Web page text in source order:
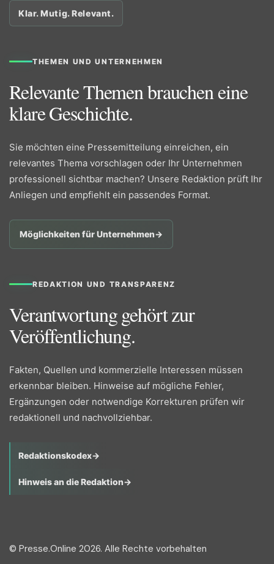
Klar. Mutig. Relevant.
THEMEN UND UNTERNEHMEN
Relevante Themen brauchen eine
klare Geschichte.
Sie möchten eine Pressemitteilung einreichen, ein
relevantes Thema vorschlagen oder Ihr Unternehmen
professionell sichtbar machen? Unsere Redaktion prüft Ihr
Anliegen und empfiehlt ein passendes Format.
Möglichkeiten für Unternehmen→
REDAKTION UND TRANSPARENZ
Verantwortung gehört zur
Veröffentlichung.
Fakten, Quellen und kommerzielle Interessen müssen
erkennbar bleiben. Hinweise auf mögliche Fehler,
Ergänzungen oder notwendige Korrekturen prüfen wir
redaktionell und nachvollziehbar.
Redaktionskodex→
Hinweis an die Redaktion→
© Presse.Online 2026. Alle Rechte vorbehalten